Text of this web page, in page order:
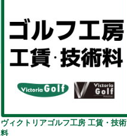
ヴィクトリアゴルフ工房 工賃・技術
料